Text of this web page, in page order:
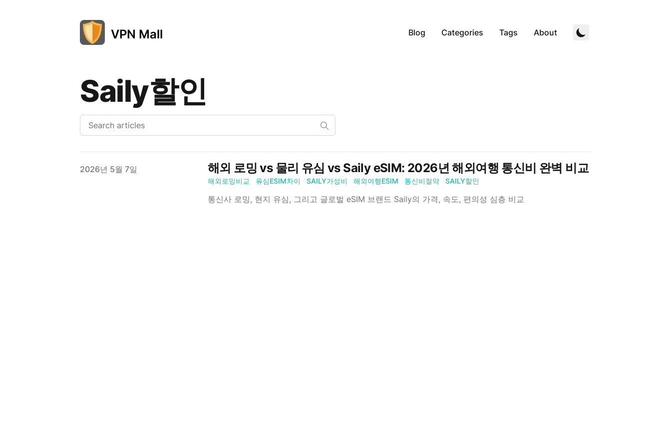
VPN Mall Blog Categories Tags About
Saily할인
Published on
2026년 5월 7일 해외 로밍 vs 물리 유심 vs Saily eSIM: 2026년 해외여행 통신비 완벽 비교
해외로밍비교 유심ESIM차이 SAILY가성비 해외여행ESIM 통신비절약 SAILY할인
통신사 로밍, 현지 유심, 그리고 글로벌 eSIM 브랜드 Saily의 가격, 속도, 편의성 심층 비교